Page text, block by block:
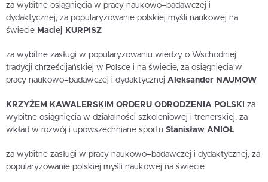
za wybitne osiągnięcia w pracy naukowo–badawczej i
dydaktycznej, za popularyzowanie polskiej myśli naukowej na
świecie Maciej KURPISZ
za wybitne zasługi w popularyzowaniu wiedzy o Wschodniej
tradycji chrześcijańskiej w Polsce i na świecie, za osiągnięcia w
pracy naukowo–badawczej i dydaktycznej Aleksander NAUMOW
KRZYŻEM KAWALERSKIM ORDERU ODRODZENIA POLSKI
za
wybitne osiągnięcia w działalności szkoleniowej i trenerskiej, za
wkład w rozwój i upowszechniane sportu Stanisław ANIOŁ
za wybitne zasługi w pracy naukowo–badawczej i dydaktycznej, za
popularyzowanie polskiej myśli naukowej na świecie